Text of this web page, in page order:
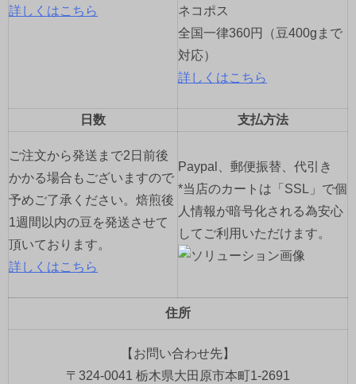
詳しくはこちら
ネコポス
全国一律360円（豆400gまで
対応）
詳しくはこちら
日数 支払方法
ご注文から発送まで2日前後
かかる場合もございますので
予めご了承ください。焙煎後
1週間以内の豆を発送させて
頂いております。
詳しくはこちら
Paypal、郵便振替、代引き
*当店のカートは「SSL」で個
人情報が暗号化される為安心
してご利用いただけます。
住所
【お問い合わせ先】
〒324-0041 栃木県大田原市本町1-2691